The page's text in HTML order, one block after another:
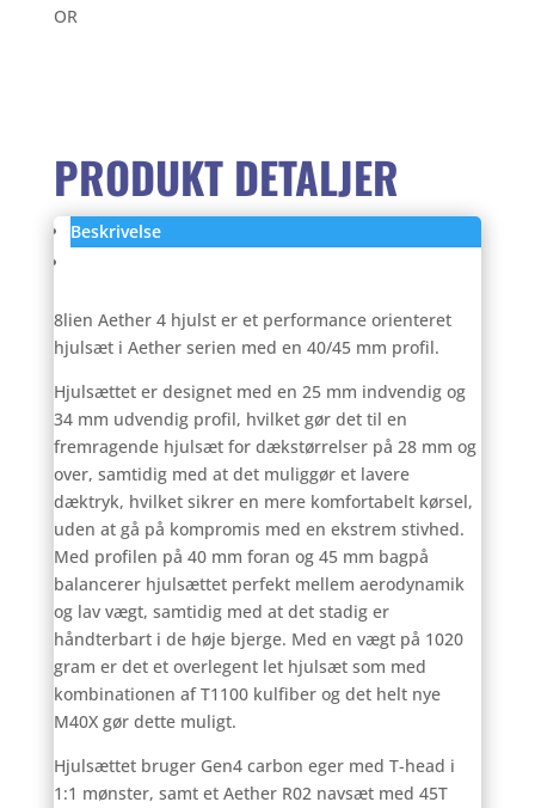
4
OR
PRODUKT DETALJER
Beskrivelse
8lien Aether 4 hjulst er et performance orienteret
hjulsæt i Aether serien med en 40/45 mm profil.
Hjulsættet er designet med en 25 mm indvendig og
34 mm udvendig profil, hvilket gør det til en
fremragende hjulsæt for dækstørrelser på 28 mm og
over, samtidig med at det muliggør et lavere
dæktryk, hvilket sikrer en mere komfortabelt kørsel,
uden at gå på kompromis med en ekstrem stivhed.
Med profilen på 40 mm foran og 45 mm bagpå
balancerer hjulsættet perfekt mellem aerodynamik
og lav vægt, samtidig med at det stadig er
håndterbart i de høje bjerge. Med en vægt på 1020
gram er det et overlegent let hjulsæt som med
kombinationen af T1100 kulfiber og det helt nye
M40X gør dette muligt.
Hjulsættet bruger Gen4 carbon eger med T-head i
1:1 mønster, samt et Aether R02 navsæt med 45T